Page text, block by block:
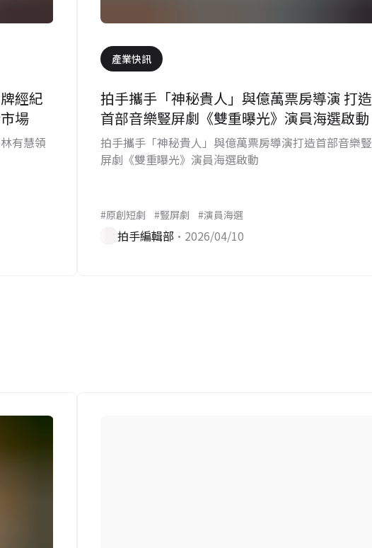
經紀
場
有慧領
產業快訊
拍手攜手「神秘貴人」與億萬票房導演 打造
首部音樂豎屏劇《雙重曝光》演員海選啟動
拍手攜手「神秘貴人」與億萬票房導演打造首部音樂豎
屏劇《雙重曝光》演員海選啟動
#原創短劇 #豎屏劇 #演員海選
拍手編輯部 •2026/04/10